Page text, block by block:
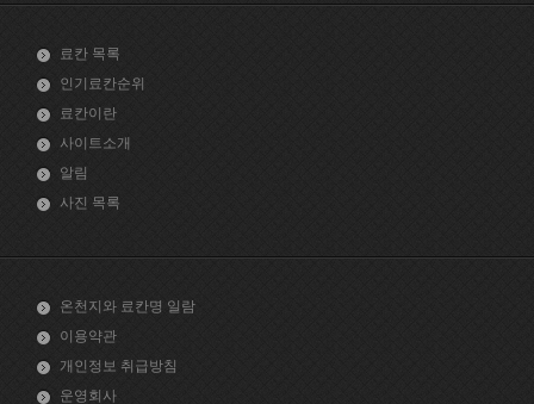
료칸 목록
인기료칸순위
료칸이란
사이트소개
알림
사진 목록
온천지와 료칸명 일람
이용약관
개인정보 취급방침
운영회사